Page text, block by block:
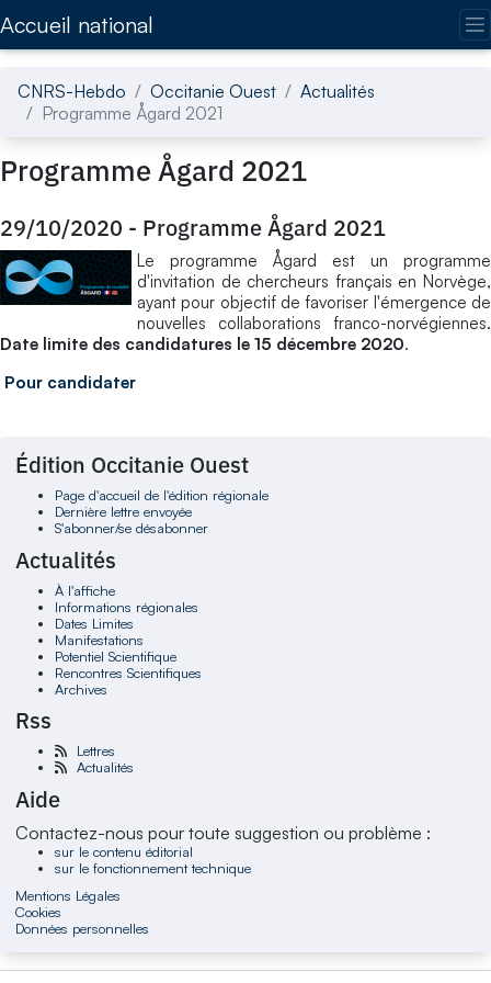
Accueil national
CNRS-Hebdo Occitanie Ouest
Actualités
Programme Ågard 2021
Programme Ågard 2021
29/10/2020 - Programme Ågard 2021
Le programme Ågard est un programme
d'invitation de chercheurs français en Norvège,
ayant pour objectif de favoriser l'émergence de
nouvelles collaborations franco-norvégiennes.
Date limite des candidatures le 15 décembre 2020.
Pour candidater
Édition Occitanie Ouest
Page d'accueil de l'édition régionale
Dernière lettre envoyée
S'abonner/se désabonner
Actualités
À l'affiche
Informations régionales
Dates Limites
Manifestations
Potentiel Scientifique
Rencontres Scientifiques
Archives
Rss
Lettres
Actualités
Aide
Contactez-nous pour toute suggestion ou problème :
sur le contenu éditorial
sur le fonctionnement technique
Mentions Légales
Cookies
Données personnelles